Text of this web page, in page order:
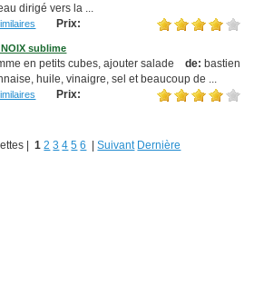
dirigé vers la ...
Prix:
NOIX sublime
de: bastien
en petits cubes, ajouter salade
huile, vinaigre, sel et beaucoup de ...
Prix:
|12 3 4 5 6 |Suivant Dernière